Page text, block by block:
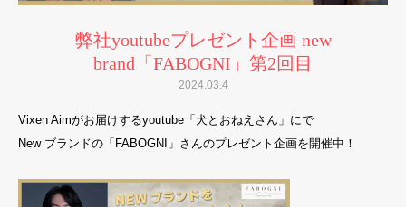
弊社youtubeプレゼント企画 new
brand「FABOGNI」第2回目
2024.03.4
Vixen Aimがお届けするyoutube「犬とおねえさん」にで
New ブランドの「FABOGNI」さんのプレゼント企画を開催中！